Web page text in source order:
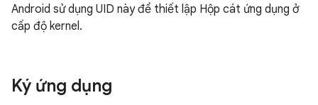
Android sử dụng UID này để thiết lập Hộp cát ứng dụng ở
cấp độ kernel.
Ký ứng dụng